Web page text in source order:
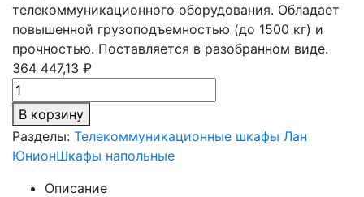
телекоммуникационного оборудования. Обладает
повышенной грузоподъемностью (до 1500 кг) и
прочностью. Поставляется в разобранном виде.
364 447,13 ₽
В корзину
Разделы: Телекоммуникационные шкафы Лан
ЮнионШкафы напольные
Описание